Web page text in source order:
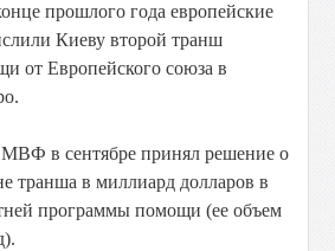
прошлого года европейские
Киеву второй транш
от Европейского союза в
МВФ в сентябре принял решение о
транша в миллиард долларов в
программы помощи (ее объем